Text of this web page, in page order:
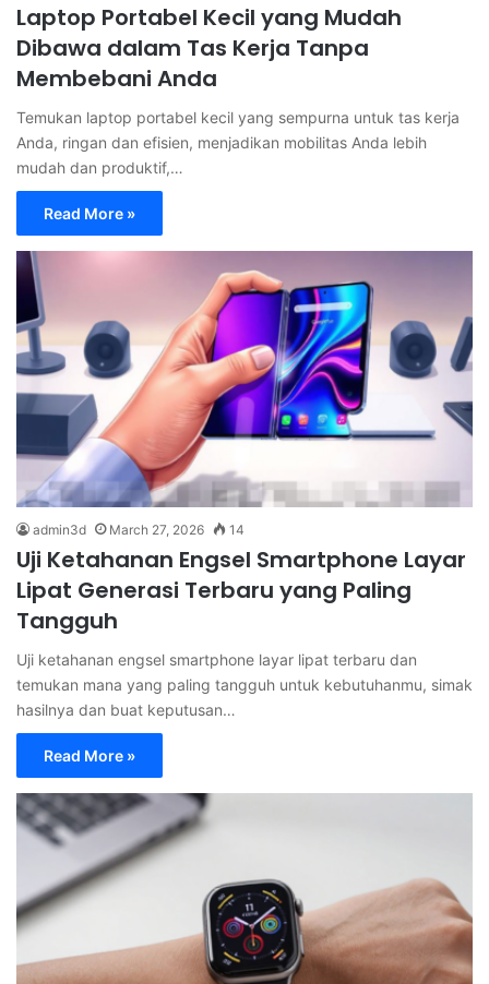
Laptop Portabel Kecil yang Mudah
Dibawa dalam Tas Kerja Tanpa
Membebani Anda
Temukan laptop portabel kecil yang sempurna untuk tas kerja
Anda, ringan dan efisien, menjadikan mobilitas Anda lebih
mudah dan produktif,…
Read More »
admin3d March 27, 2026 14
Uji Ketahanan Engsel Smartphone Layar
Lipat Generasi Terbaru yang Paling
Tangguh
Uji ketahanan engsel smartphone layar lipat terbaru dan
temukan mana yang paling tangguh untuk kebutuhanmu, simak
hasilnya dan buat keputusan…
Read More »